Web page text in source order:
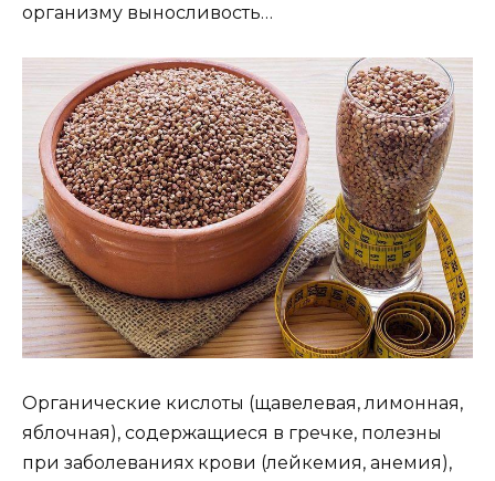
организму выносливость…
Органические кислоты (щавелевая, лимонная,
яблочная), содержащиеся в гречке, полезны
при заболеваниях крови (лейкемия, анемия),